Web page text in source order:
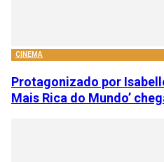
CINEMA
Protagonizado por
Mais Rica do Mundo’